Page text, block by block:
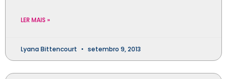
LER MAIS »
Lyana Bittencourt setembro 9, 2013